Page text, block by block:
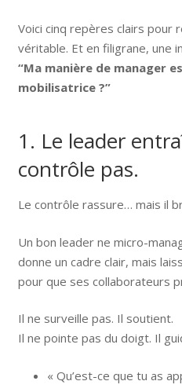
Voici cinq repères clairs pour
véritable. Et en filigrane, une
“Ma manière de manager
mobilisatrice ?”
1. Le leader
contrôle pas.
Le contrôle rassure… mais il
Un bon leader ne micro-
donne un cadre clair, mais
pour que ses collaborateurs
Il ne surveille pas. Il soutient.
Il ne pointe pas du doigt. Il
« Qu’est-ce que tu as